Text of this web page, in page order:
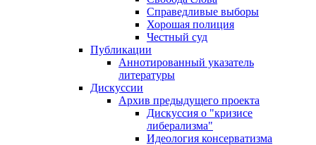
Справедливые выборы
Хорошая полиция
Честный суд
Публикации
Аннотированный указатель
литературы
Дискуссии
Архив предыдущего проекта
Дискуссия о "кризисе
либерализма"
Идеология консерватизма